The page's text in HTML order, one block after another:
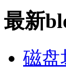
最新
磁盘